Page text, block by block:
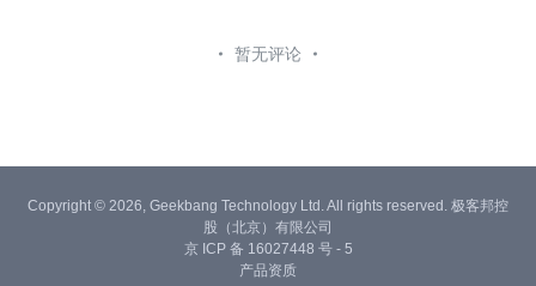
暂无评论
Copyright © 2026, Geekbang Technology Ltd. All rights reserved. 极客邦控
股（北京）有限公司
京 ICP 备 16027448 号 - 5
产品资质